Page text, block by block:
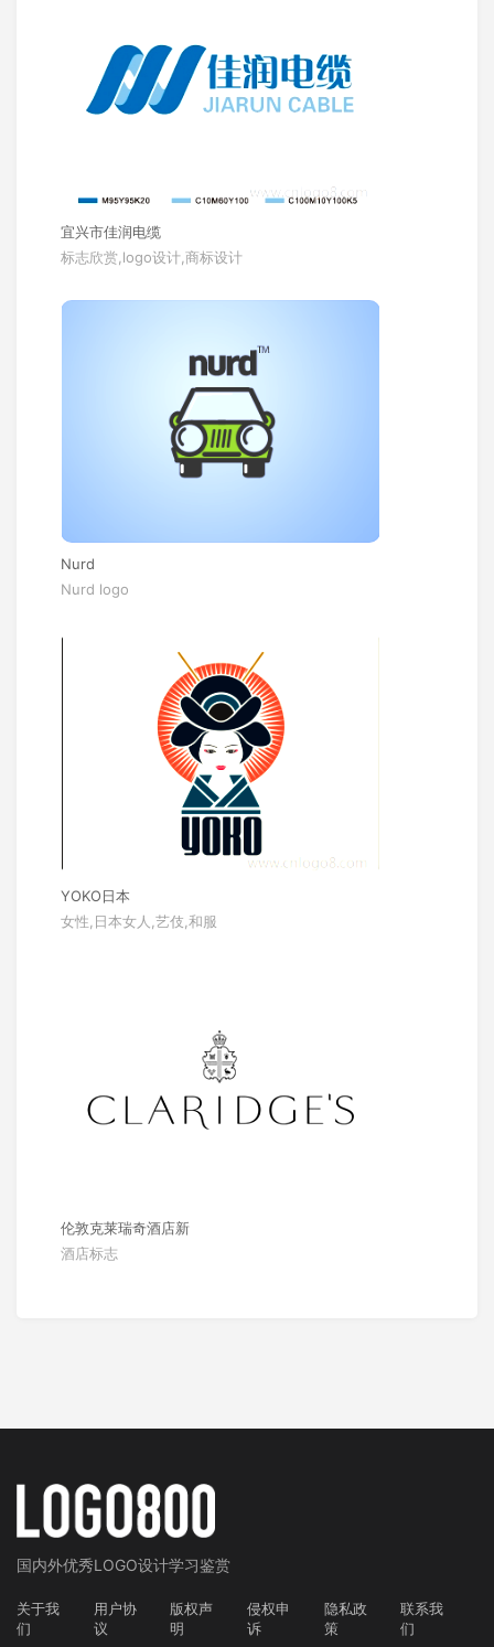
宜兴市佳润电缆
标志欣赏,logo设计,商标设计
Nurd
Nurd logo
YOKO日本
女性,日本女人,艺伎,和服
伦敦克莱瑞奇酒店新
酒店标志
国内外优秀LOGO设计学习鉴赏
关于我
们
用户协
议
版权声
明
侵权申
诉
隐私政
策
联系我
们